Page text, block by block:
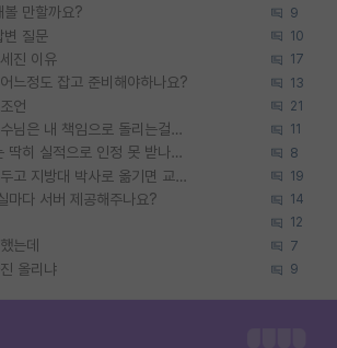
볼 만할까요? 9
변 질문 10
진 이유 17
느정도 잡고 준비해야하나요? 13
언 21
왜 후배가 못하는걸 교수님은 내 책임으로 돌리는걸까요? 11
학회 Invited paper는 딱히 실적으로 인정 못 받나요? 8
SSH 박사과정을 그만두고 지방대 박사로 옮기면 교수의 꿈은 끝일까요? 19
마다 서버 제공해주나요? 14
12
는데 7
올리냐 9